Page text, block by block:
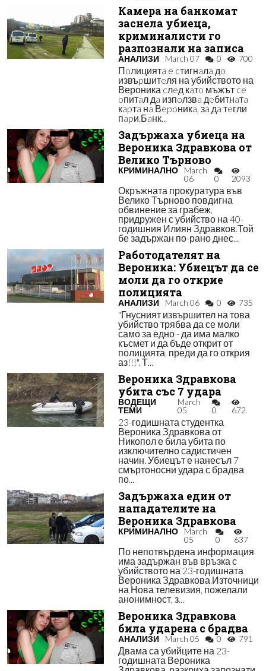
Камера на банкомат
заснела убиеца,
криминалисти го
разпознали на записа
АНАЛИЗИ March 07 0 700
Пoлициятa e cтигнaлa дo
извъpшитeля на убийството на
Вероника cлeд кaтo мъжът ce
oпитaл дa изпoлзвa дeбитнaтa
кapтa нa Вepoникa, зa дa тeгли
пapи.Бaнк...
Задържаха убиеца на
Вероника Здравкова от
Велико Търново
КРИМИНАЛНО
March
06
0 2093
Окръжната прокуратура във
Велико Търново повдигна
обвинение за грабеж,
придружен с убийство на 40-
годишния Илиян Здравков.Той
бе задържан по-рано днес...
Работодателят на
Вероника: Убиецът да се
моли да го открие
полицията
АНАЛИЗИ March 06 0 735
"Гнусният извършител на това
убийство трябва да се моли
само за едно - да има малко
късмет и да бъде открит от
полицията, преди да го открия
аз!!!". Т...
Вероника Здравкова
убита със 7 удара
ВОДЕЩИ
ТЕМИ
March
05
0 672
23-годишната студентка
Вероника Здравкова от
Никопол е била убита по
изключително садистичен
начин. Убиецът е нанесъл 7
смъртоносни удара с брадва
по...
Задържаха един от
нападателите на
Вероника Здравкова
КРИМИНАЛНО
March
05
0 637
По непотвърдена информация
има задържан във връзка с
убийството на 23-годишната
Вероника Здравкова.Източници
на Нова телевизия, пожелали
анонимност, з...
Вероника Здравкова
била ударена с брадва
АНАЛИЗИ March 05 0 791
Двама са убийците на 23-
годишната Вероника